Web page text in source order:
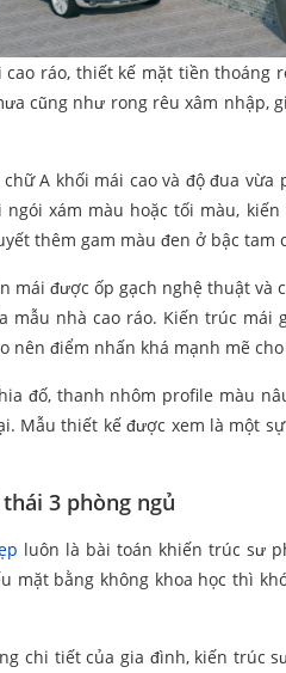
ráo, thiết kế mặt tiền thoáng
cũng như rong rêu xâm
A khối mái cao và độ đua
xám màu hoặc tối màu,
thêm gam màu đen ở bậc tam
được ốp gạch nghệ thuật và
nhà cao ráo. Kiến trúc mái
nên điểm nhấn khá mạnh mẽ
đố, thanh nhôm profile màu
Mẫu thiết kế được xem là một
3 phòng ngủ
luôn là bài toán khiến trúc sư
mặt bằng không khoa học thì
chi tiết của gia đình, kiến trúc